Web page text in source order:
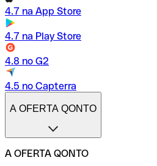
4.7 na App Store
4.7 na Play Store
4.8 no G2
4.5 no Capterra
A OFERTA QONTO
A OFERTA QONTO